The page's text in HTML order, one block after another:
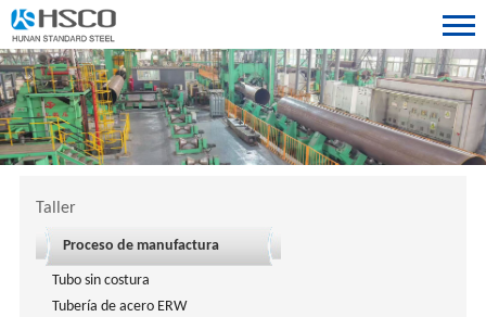
Taller
Proceso de manufactura
Tubo sin costura
Tubería de acero ERW